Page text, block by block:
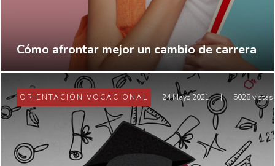
Cómo afrontar mejor un cambio de carrera
ORIENTACIÓN VOCACIONAL 24 Mayo 2021 | 5028 vistas